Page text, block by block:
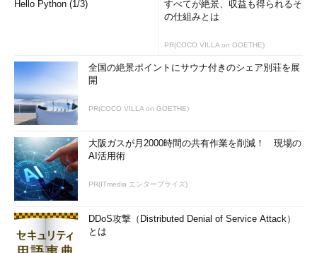
Hello Python (1/3)
すべてが絶景、収益も得られるそ
の仕組みとは
PR(COCO VILLA on GOETHE)
全国の絶景ポイントにサウナ付きのシェア別荘を展
開
PR(COCO VILLA on GOETHE)
大阪ガスが月2000時間の共有作業を削減！ 現場の
AI活用術
PR(ITmedia エンタープライズ)
DDoS攻撃（Distributed Denial of Service Attack）
とは